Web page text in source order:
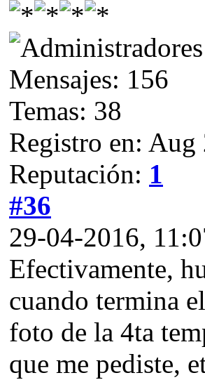
Mensajes: 156
Temas: 38
Registro en: Aug
Reputación: 1
#36
29-04-2016,
Efectivamente,
cuando termina
foto de la 4ta
que me pediste,